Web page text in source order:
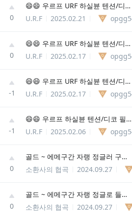
0
😄😄 우르프 URF 하실뷴 텐션/디코 필슈 😄😄
U.R.F
2025.02.21
0
😄😄 우르프 URF 하실뷴 텐션/디코 필슈 😄😄
U.R.F
2025.02.17
-1
😄😄 우르프 URF 하실뷴 텐션/디코 필슈 😄😄
U.R.F
2025.02.17
-1
😄😄 우르프 하실뷴 텐션/디코 필슈 😄😄
U.R.F
2025.02.06
0
골드 ~ 에메구간 자랭 정글러 구합니다@@
소환사의 협곡
2024.09.27
0
골드 ~ 에메구간 자랭 정글로 들어오실분!!
소환사의 협곡
2024.09.27